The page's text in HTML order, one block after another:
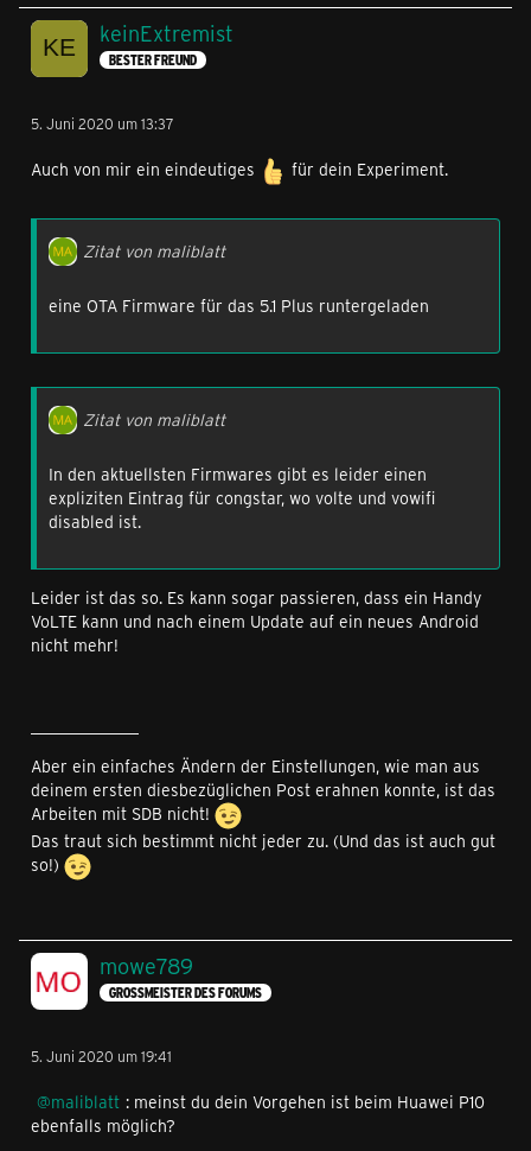
keinExtremist
BESTER FREUND
5. Juni 2020 um 13:37
Auch von mir ein eindeutiges für dein Experiment.
Zitat von maliblatt
eine OTA Firmware für das 5.1 Plus runtergeladen
Zitat von maliblatt
In den aktuellsten Firmwares gibt es leider einen
expliziten Eintrag für congstar, wo volte und vowifi
disabled ist.
Leider ist das so. Es kann sogar passieren, dass ein Handy
VoLTE kann und nach einem Update auf ein neues Android
nicht mehr!
Aber ein einfaches Ändern der Einstellungen, wie man aus
deinem ersten diesbezüglichen Post erahnen konnte, ist das
Arbeiten mit SDB nicht!
Das traut sich bestimmt nicht jeder zu. (Und das ist auch gut
so!)
mowe789
GROSSMEISTER DES FORUMS
5. Juni 2020 um 19:41
maliblatt : meinst du dein Vorgehen ist beim Huawei P10
ebenfalls möglich?